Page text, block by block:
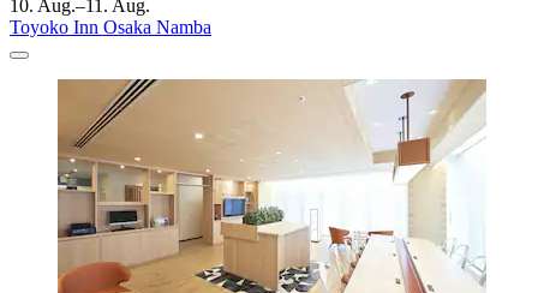
10. Aug.–11. Aug.
Toyoko Inn Osaka Namba